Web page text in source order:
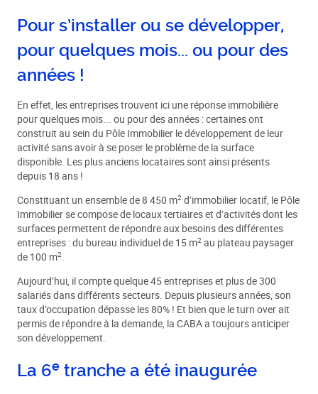
Pour s’installer ou se développer,
pour quelques mois... ou pour des
années !
En effet, les entreprises trouvent ici une réponse immobilière
pour quelques mois... ou pour des années : certaines ont
construit au sein du Pôle Immobilier le développement de leur
activité sans avoir à se poser le problème de la surface
disponible. Les plus anciens locataires sont ainsi présents
depuis 18 ans !
Constituant un ensemble de 8 450 m2 d’immobilier locatif, le Pôle
Immobilier se compose de locaux tertiaires et d’activités dont les
surfaces permettent de répondre aux besoins des différentes
entreprises : du bureau individuel de 15 m2 au plateau paysager
de 100 m2.
Aujourd’hui, il compte quelque 45 entreprises et plus de 300
salariés dans différents secteurs. Depuis plusieurs années, son
taux d’occupation dépasse les 80% ! Et bien que le turn over ait
permis de répondre à la demande, la CABA a toujours anticiper
son développement.
La 6e tranche a été inaugurée